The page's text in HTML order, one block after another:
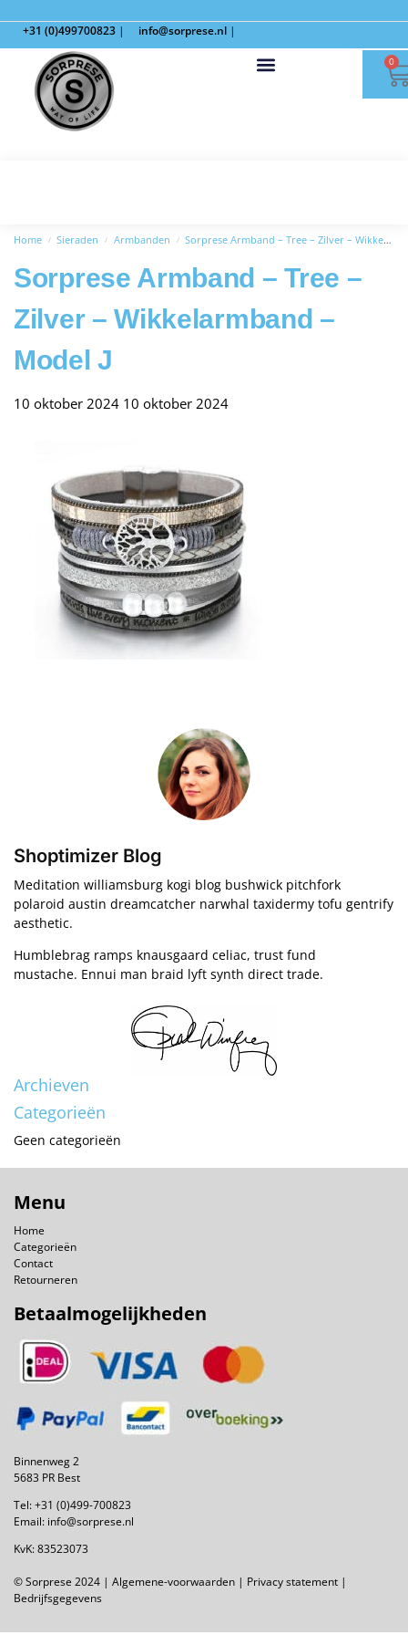
+31 (0)499700823 | info@sorprese.nl |
0
Home / Sieraden / Armbanden / Sorprese Armband – Tree – Zilver – Wikkelarmband – Model J
Sorprese Armband – Tree –
Zilver – Wikkelarmband –
Model J
10 oktober 2024 10 oktober 2024
Shoptimizer Blog
Meditation williamsburg kogi blog bushwick pitchfork
polaroid austin dreamcatcher narwhal taxidermy tofu gentrify
aesthetic.
Humblebrag ramps knausgaard celiac, trust fund
mustache. Ennui man braid lyft synth direct trade.
Archieven
Categorieën
Geen categorieën
Menu
Home
Categorieën
Contact
Retourneren
Betaalmogelijkheden
Binnenweg 2
5683 PR Best
Tel:+31 (0)499-700823
Email: info@sorprese.nl
KvK: 83523073
© Sorprese 2024 | Algemene-voorwaarden | Privacy statement |
Bedrijfsgegevens